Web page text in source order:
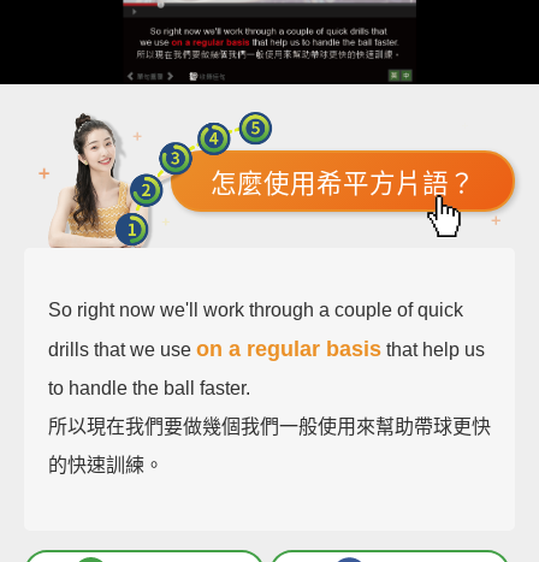
怎麼使用希平方片語？
So right now we'll work through a couple of quick
drills that we use on a regular basis that help us
to handle the ball faster.
所以現在我們要做幾個我們一般使用來幫助帶球更快
的快速訓練。